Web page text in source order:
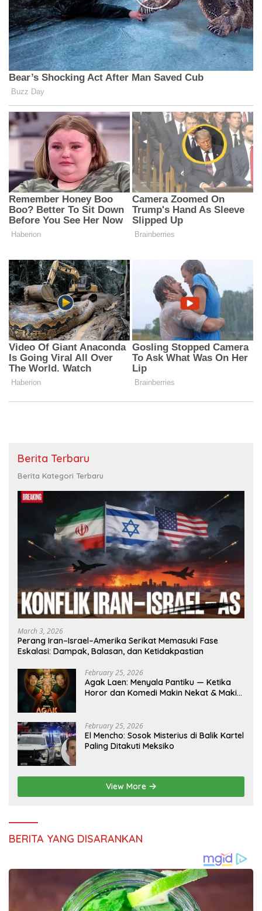
Berita Terbaru
Berita Kategori Terbaru
March 3, 2026
Perang Iran–Israel–Amerika Serikat Memasuki Fase
Eskalasi: Dampak, Balasan, dan Ketidakpastian
February 25, 2026
Agak Laen: Menyala Pantiku — Ketika
Horor dan Komedi Makin Nekat & Makin
February 25, 2026
El Mencho: Sosok Misterius di Balik Kartel
Paling Ditakuti Meksiko
View More
BERITA YANG DISARANKAN